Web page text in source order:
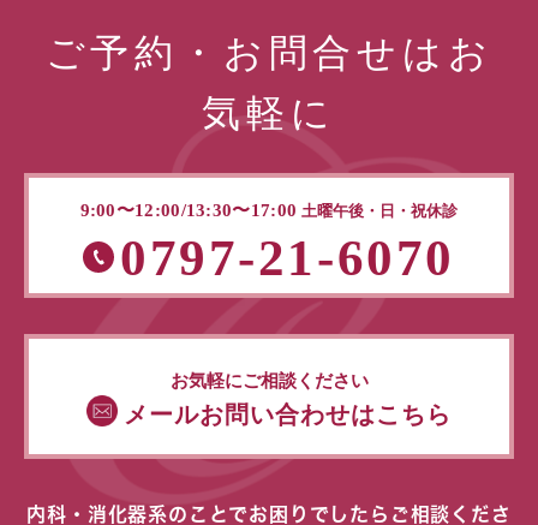
ご予約・お問合せはお
気軽に
9:00〜12:00/13:30〜17:00 土曜午後・日・祝休診
0797-21-6070
お気軽にご相談ください
メールお問い合わせはこちら
内科・消化器系のことでお困りでしたらご相談くださ